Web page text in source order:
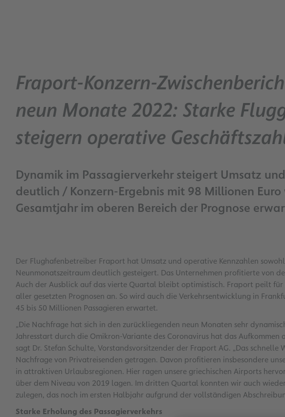
Fraport-Konzern-
neun Monate 2022: Starke
steigern operative
Dynamik im Passagierverkehr steigert Umsatz
deutlich / Konzern-Ergebnis mit 98 Millionen
Gesamtjahr im oberen Bereich der Prognose
Der Flughafenbetreiber Fraport hat Umsatz und operative Kennzahlen
Neunmonatszeitraum deutlich gesteigert. Das Unternehmen profitierte von
Auch der Ausblick auf das vierte Quartal bleibt optimistisch. Fraport peilt für
aller gesetzten Prognosen an. So wird auch die Verkehrsentwicklung in
45 bis 50 Millionen Passagieren erwartet.
„Die Nachfrage hat sich in den zurückliegenden neun Monaten sehr
Jahresstart durch die Omikron-Variante des Coronavirus hat das Aufkommen
sagt Dr. Stefan Schulte, Vorstandsvorsitzender der Fraport AG. „Das schnelle
Nachfrage von Privatreisenden getragen. Davon profitieren insbesondere
in attraktiven Urlaubsregionen. Hier ragen unsere griechischen Airports
über dem Niveau von 2019 lagen. Im dritten Quartal konnten wir auch
zulegen, das noch im ersten Halbjahr aufgrund der vollständigen
Starke Erholung des Passagierverkehrs